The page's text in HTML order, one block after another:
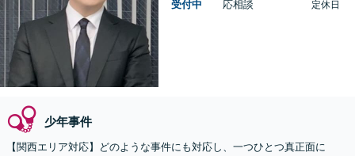
受付中
応相談
定休日
少年事件
【関西エリア対応】どのような事件にも対応し、一つひとつ真正面に